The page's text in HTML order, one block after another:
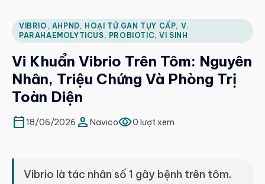
Forest
biotech
set_meal
water_drop
Salinity
Tin tức
expand_more
article
article
article
article
article
Hoạt động
Tuyển dụng
Liên hệ
VIBRIO, AHPND, HOẠI TỬ GAN TỤY CẤP, V.
PARAHAEMOLYTICUS, PROBIOTIC, VI SINH
Vi Khuẩn Vibrio Trên Tôm: Nguyên
Nhân, Triệu Chứng Và Phòng Trị
Toàn Diện
calendar_today 18/06/2026 person Navicovisibility0 lượt xem
Vibrio là tác nhân số 1 gây bệnh trên tôm.